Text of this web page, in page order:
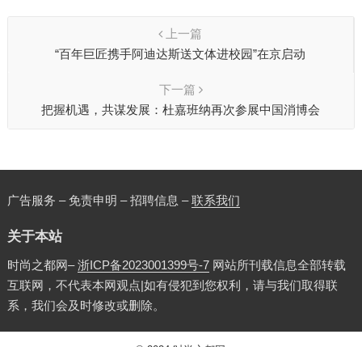
上一篇
“百年巨匠携手阿迪达斯送文体进校园”在京启动
下一篇
把握机遇，共谋发展：杜嘉班纳再次参展中国消博会
广告服务 – 免责申明 – 招聘信息 –联系我们
关于本站
时尚之都网–浙ICP备2023001399号-7网站所刊载信息全部转载
互联网，不代表本网观点|如有侵犯到您权利，请与我们取得联
系，我们会及时修改或删除。